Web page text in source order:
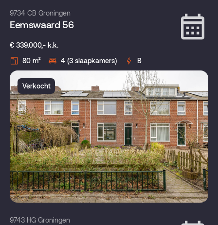
9734 CB Groningen
Eemswaard 56
€ 339.000,- k.k.
80 m²
4 (3 slaapkamers) B
Verkocht
9743 HG Groningen